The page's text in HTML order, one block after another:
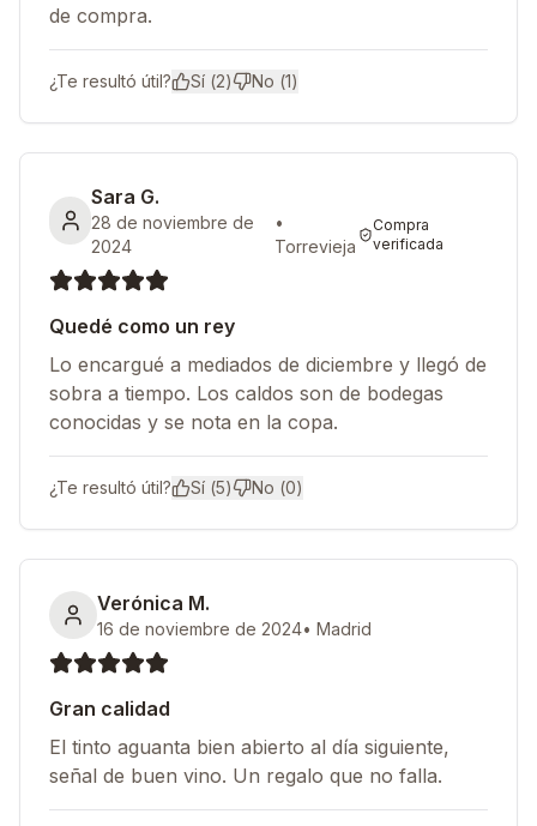
de compra.
¿Te resultó útil? Sí (2) No (1)
Sara G.
28 de noviembre de
2024
•
Torrevieja
Compra
verificada
Quedé como un rey
Lo encargué a mediados de diciembre y llegó de
sobra a tiempo. Los caldos son de bodegas
conocidas y se nota en la copa.
¿Te resultó útil? Sí (5) No (0)
Verónica M.
16 de noviembre de 2024• Madrid
Gran calidad
El tinto aguanta bien abierto al día siguiente,
señal de buen vino. Un regalo que no falla.